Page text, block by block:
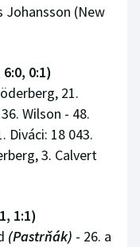
Johansson (New
0:1)
21.
Wilson - 48.
Diváci: 18 043.
3. Calvert
1:1)
(Pastrňák) - 26. a